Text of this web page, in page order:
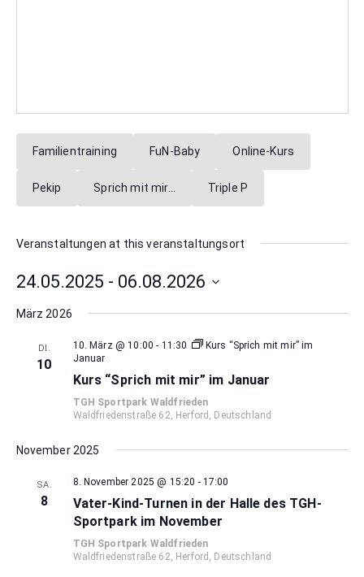
Familientraining FuN-Baby Online-Kurs
Pekip Sprich mit mir… Triple P
Veranstaltungen at this veranstaltungsort
24.05.2025 - 06.08.2026
März 2026
DI.
10
10. März @ 10:00 - 11:30
Kurs “Sprich mit mir” im
Januar
Kurs “Sprich mit mir” im Januar
TGH Sportpark Waldfrieden
Waldfriedenstraße 62, Herford, Deutschland
November 2025
SA.
8
8. November 2025 @ 15:20 - 17:00
Vater-Kind-Turnen in der Halle des TGH-
Sportpark im November
TGH Sportpark Waldfrieden
Waldfriedenstraße 62, Herford, Deutschland